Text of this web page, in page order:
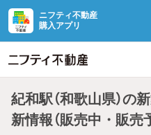
ニフティ不動産
購入アプリ
紀和駅（和歌山県）の
新情報（販売中・販売